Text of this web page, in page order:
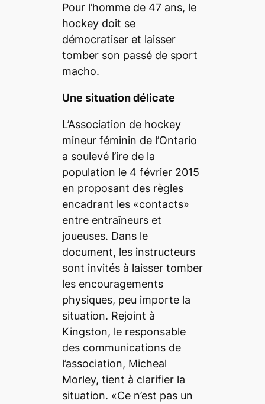
Pour l’homme de 47 ans, le
hockey doit se
démocratiser et laisser
tomber son passé de sport
macho.
Une situation délicate
L’Association de hockey
mineur féminin de l’Ontario
a soulevé l’ire de la
population le 4 février 2015
en proposant des règles
encadrant les «contacts»
entre entraîneurs et
joueuses. Dans le
document, les instructeurs
sont invités à laisser tomber
les encouragements
physiques, peu importe la
situation. Rejoint à
Kingston, le responsable
des communications de
l’association, Micheal
Morley, tient à clarifier la
situation. «Ce n’est pas un